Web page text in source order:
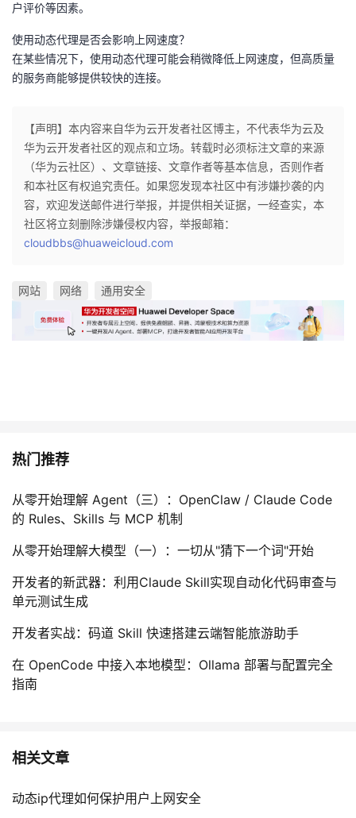
户评价等因素。
使用动态代理是否会影响上网速度？
在某些情况下，使用动态代理可能会稍微降低上网速度，但高质量
的服务商能够提供较快的连接。
【声明】本内容来自华为云开发者社区博主，不代表华为云及
华为云开发者社区的观点和立场。转载时必须标注文章的来源
（华为云社区）、文章链接、文章作者等基本信息，否则作者
和本社区有权追究责任。如果您发现本社区中有涉嫌抄袭的内
容，欢迎发送邮件进行举报，并提供相关证据，一经查实，本
社区将立刻删除涉嫌侵权内容，举报邮箱：
cloudbbs@huaweicloud.com
网站 网络 通用安全
热门推荐
从零开始理解 Agent（三）：OpenClaw / Claude Code
的 Rules、Skills 与 MCP 机制
从零开始理解大模型（一）：一切从"猜下一个词"开始
开发者的新武器：利用Claude Skill实现自动化代码审查与
单元测试生成
开发者实战：码道 Skill 快速搭建云端智能旅游助手
在 OpenCode 中接入本地模型：Ollama 部署与配置完全
指南
相关文章
动态ip代理如何保护用户上网安全